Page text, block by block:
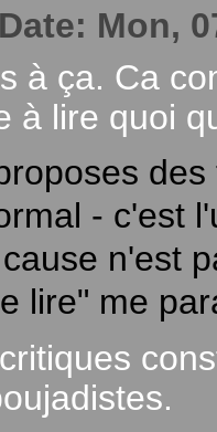
Mon,
à ça. Ca
à lire quoi
- c'est
n'est
lire" me